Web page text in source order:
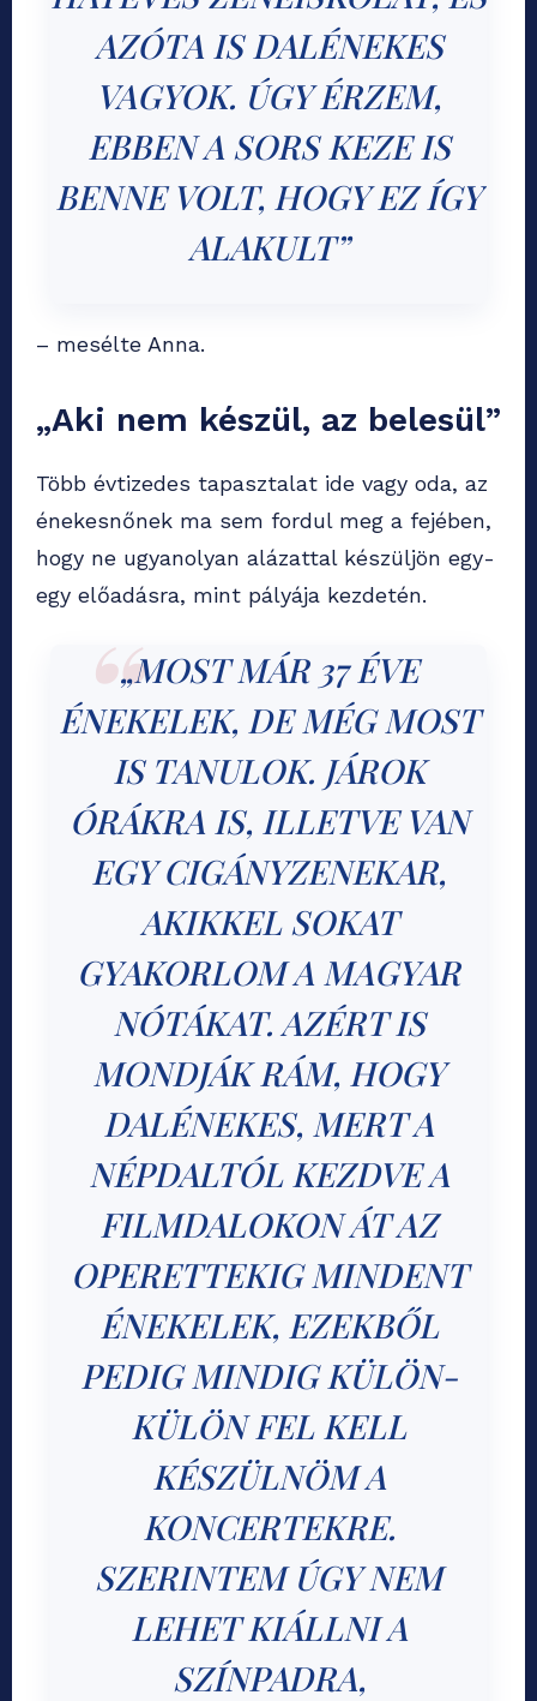
AZÓTA IS DALÉNEKES
VAGYOK. ÚGY ÉRZEM,
EBBEN A SORS KEZE IS
BENNE VOLT, HOGY EZ ÍGY
ALAKULT”
– mesélte Anna.
„Aki nem készül, az belesül”
Több évtizedes tapasztalat ide vagy oda, az
énekesnőnek ma sem fordul meg a fejében,
hogy ne ugyanolyan alázattal készüljön egy-
egy előadásra, mint pályája kezdetén.
„MOST MÁR 37 ÉVE
ÉNEKELEK, DE MÉG MOST
IS TANULOK. JÁROK
ÓRÁKRA IS, ILLETVE VAN
EGY CIGÁNYZENEKAR,
AKIKKEL SOKAT
GYAKORLOM A MAGYAR
NÓTÁKAT. AZÉRT IS
MONDJÁK RÁM, HOGY
DALÉNEKES, MERT A
NÉPDALTÓL KEZDVE A
FILMDALOKON ÁT AZ
OPERETTEKIG MINDENT
ÉNEKELEK, EZEKBŐL
PEDIG MINDIG KÜLÖN-
KÜLÖN FEL KELL
KÉSZÜLNÖM A
KONCERTEKRE.
SZERINTEM ÚGY NEM
LEHET KIÁLLNI A
SZÍNPADRA,